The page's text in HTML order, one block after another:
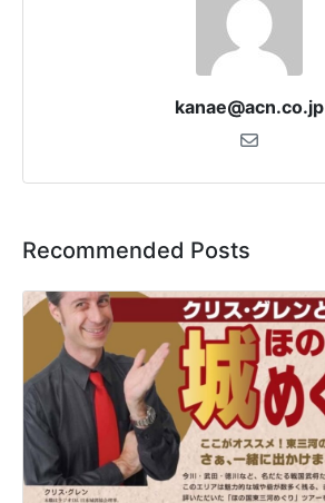
kanae@acn.co.jp
Recommended Posts